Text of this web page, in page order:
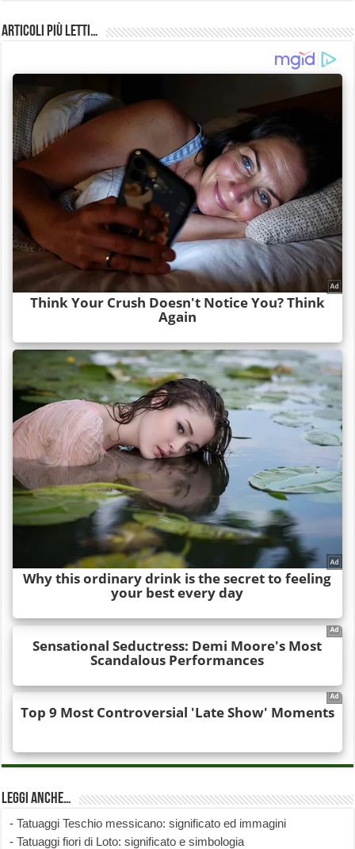
Articoli più Letti…
Leggi anche…
-Tatuaggi Teschio messicano: significato ed immagini
-Tatuaggi fiori di Loto: significato e simbologia